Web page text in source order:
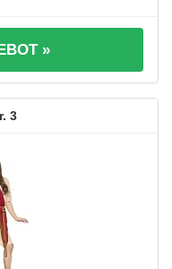
»
3